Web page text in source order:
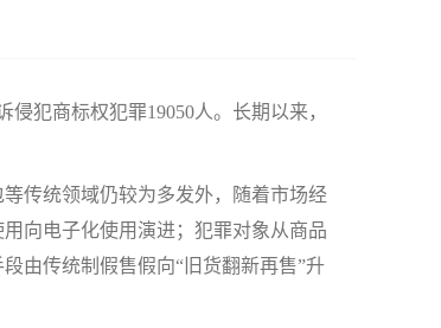
犯商标权犯罪19050人。长期以来，
传统领域仍较为多发外，随着市场经
向电子化使用演进；犯罪对象从商品
由传统制假售假向“旧货翻新再售”升